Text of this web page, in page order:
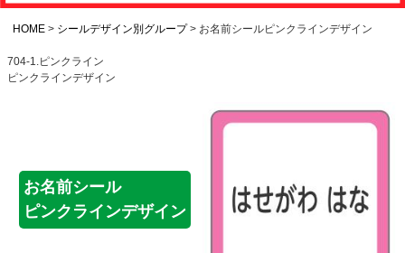
て
商品ガイド
HOME シールデザイン別グループ お名前シールピンクラインデザイン
704-1.ピンクライン
ピンクラインデザイン
お名前シール
ピンクラインデザイン